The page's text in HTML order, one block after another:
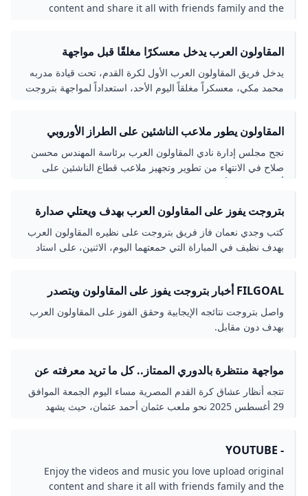
content and share it all with friends family and the
المقاولون العرب يدخل معسكرًا مغلقًا قبل مواجهة
بتروجت.. مكى يعترف بأزمة الهجوم
يدخل فريق المقاولون العرب الأول لكرة القدم، تحت قيادة مدربه
محمد مكي، معسكراً مغلقاً اليوم الأحد، استعداداً لمواجهة بتروجت
المقاولون يطور ملاعب الناشئين على الطراز الأوروبي
لإعداد مواهب بقيمة صلاح
نجح مجلس إدارة نادي المقاولون العرب برئاسة المهندس محسن
صلاح في الانتهاء من تطوير وتجهيز ملاعب قطاع الناشئين على
أحدث النظم الأوروبية، استعدادًا للموسم الجديد.
بتروجت يفوز على المقاولون العرب بهدف ويعتلي صدارة
دوري نايل - جريدة الكنانة نيوز
كتب وجدي نعمان فاز فريق بتروجت على نظيره المقاولون العرب
بهدف نظيف في المباراة التي حمعتهما اليوم، الاثنين، على استاد
FILGOAL أخبار بتروجت يفوز على المقاولون ويتصدر
الدوري مؤقتا
واصل بتروجت نتائجه الإيجابية وحقق الفوز على المقاولون العرب
بهدف دون مقابل.
مواجهة منتظرة بالدوري الممتاز.. كل ما تريد معرفته عن
مباراة المقاولون العرب وسيراميكا كليوباترا والقنوات
الناقلة – جريدة مانشيت
تتجه أنظار عشاق كرة القدم المصرية مساء اليوم الجمعة الموافق
29 أغسطس 2025 نحو ملعب عثمان أحمد عثمان، حيث يشهد
- YOUTUBE
Enjoy the videos and music you love upload original
content and share it all with friends family and the